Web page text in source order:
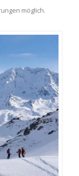
möglich.